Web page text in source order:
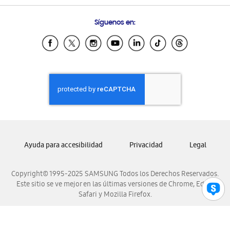
Samsung Ecuador
Samsung El Salvador
Samsung Honduras
Samsung Nicaragua
Samsung Panamá
Samsung Venezuela
Síguenos en:
Copyright© 1995-2025 SAMSUNG Todos los Derechos Reservados.
Este sitio se ve mejor en las últimas versiones de Chrome, Edge,
Safari y Mozilla Firefox.
Ayuda para accesibilidad Privacidad Legal